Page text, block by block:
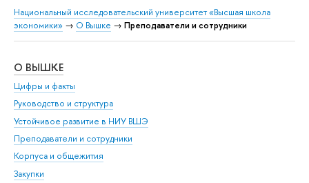
Национальный исследовательский университет «Высшая школа
экономики» → О Вышке → Преподаватели и сотрудники
О ВЫШКЕ
Цифры и факты
Руководство и структура
Устойчивое развитие в НИУ ВШЭ
Преподаватели и сотрудники
Корпуса и общежития
Закупки